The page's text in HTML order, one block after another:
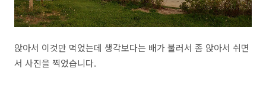
앉아서 이것만 먹었는데 생각보다는 배가 불러서 좀 앉아서 쉬면
서 사진을 찍었습니다.